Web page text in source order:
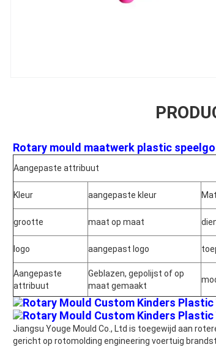
Rotary mould maatwerk plastic
Aangepaste attribuut
Kleur aangepaste kleur
grootte maat op maat
logo aangepast logo
Aangepaste
attribuut
Geblazen, gepolijst of op
maat gemaakt
Jiangsu Youge Mould Co., Ltd is toegewijd aan
gericht op rotomolding engineering voertuig